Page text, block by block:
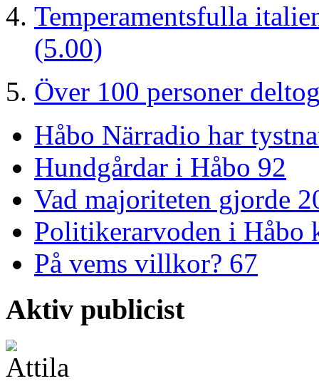
Temperamentsfulla
(5.00)
Över 100 personer
Håbo Närradio har
Hundgårdar i Håbo 92
Vad majoriteten gjorde
Politikerarvoden i Håbo
På vems villkor? 67
Aktiv publicist